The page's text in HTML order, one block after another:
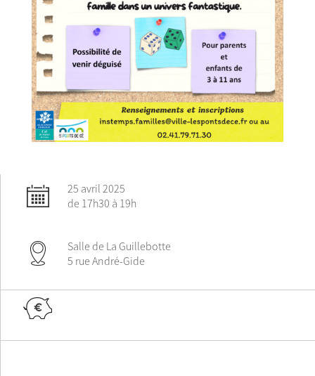
25 avril 2025
de 17h30 à 19h
Salle de La Guillebotte
5 rue André-Gide